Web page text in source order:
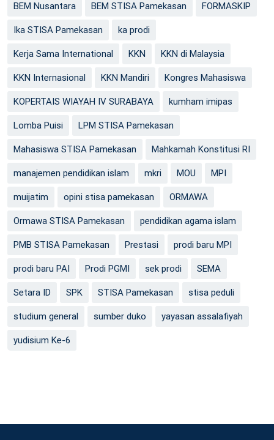
BEM Nusantara BEM STISA Pamekasan FORMASKIP
Ika STISA Pamekasan ka prodi
Kerja Sama International KKN KKN di Malaysia
KKN Internasional KKN Mandiri Kongres Mahasiswa
KOPERTAIS WIAYAH IV SURABAYA kumham imipas
Lomba Puisi LPM STISA Pamekasan
Mahasiswa STISA Pamekasan Mahkamah Konstitusi RI
manajemen pendidikan islam mkri MOU MPI
muijatim opini stisa pamekasan ORMAWA
Ormawa STISA Pamekasan pendidikan agama islam
PMB STISA Pamekasan Prestasi prodi baru MPI
prodi baru PAI Prodi PGMI sek prodi SEMA
Setara ID SPK STISA Pamekasan stisa peduli
studium general sumber duko yayasan assalafiyah
yudisium Ke-6